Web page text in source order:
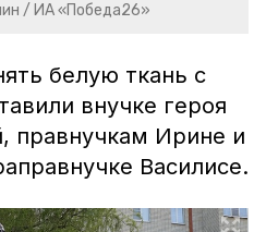
/ ИА «Победа26»
белую ткань с
внучке героя
правнучкам Ирине и
Василисе.